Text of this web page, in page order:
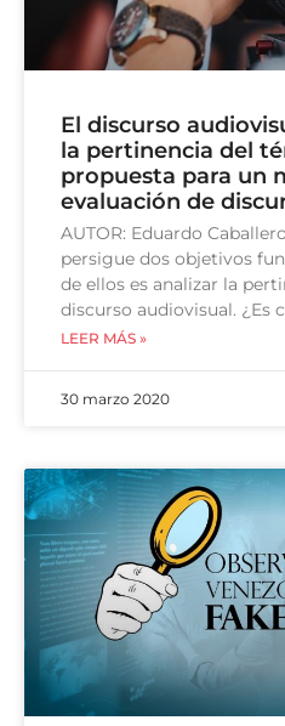
El discurso
la pertinencia del
propuesta para un
evaluación de
AUTOR: Eduardo
persigue dos objetivos
de ellos es analizar la
discurso audiovisual. ¿Es
LEER MÁS »
30 marzo 2020